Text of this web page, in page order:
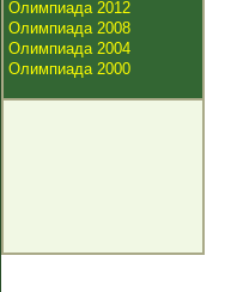
Олимпиада 2012
Олимпиада 2008
Олимпиада 2004
Олимпиада 2000